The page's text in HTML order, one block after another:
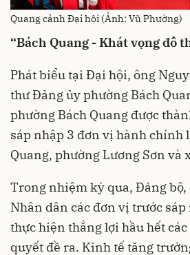
Quang cảnh Đại hội (Ảnh: Vũ Phường)
“Bách Quang - Khát vọng đô
Phát biểu tại Đại hội, ông
thư Đảng ủy phường Bách
phường Bách Quang được
sáp nhập 3 đơn vị hành chính
Quang, phường Lương Sơn và
Trong nhiệm kỳ qua, Đảng
Nhân dân các đơn vị trước
thực hiện thắng lợi hầu hết
quyết đề ra. Kinh tế tăng